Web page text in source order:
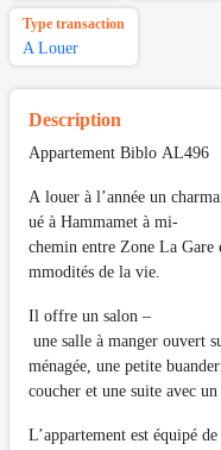
Type transaction
A Louer
Description
Appartement Biblo AL496
A louer à l’année un
ué à Hammamet à mi-
chemin entre Zone La
mmodités de la vie.
Il offre un salon –
une salle à manger ouvert
ménagée, une petite
coucher et une suite avec
L’appartement est équipé